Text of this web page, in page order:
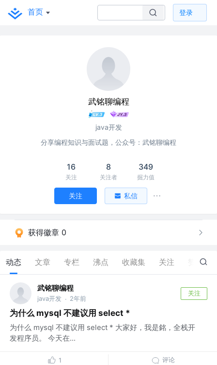
首页 登录
武铭聊编程
java开发
分享编程知识与面试题，公众号：武铭聊编程
16
关注
8
关注者
349
掘力值
关注 私信
获得徽章 0
动态 文章 专栏 沸点 收藏集 关注 4
武铭聊编程
java开发 · 2年前
关注
为什么 mysql 不建议用 select *
为什么 mysql 不建议用 select * 大家好，我是銘，全栈开
发程序员。 今天在...
1 评论